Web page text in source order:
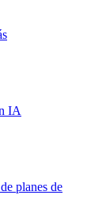
IA
planes de